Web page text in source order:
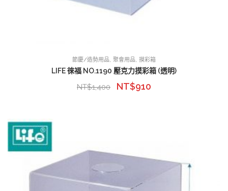
節慶/造勢用品 聚會用品 摸彩箱
LIFE 徠福 NO.1190 壓克力摸彩箱 (透明)
NT$1,400 NT$910